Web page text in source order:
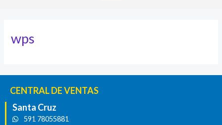
wps
CENTRAL DE VENTAS
Santa Cruz
591 78055881